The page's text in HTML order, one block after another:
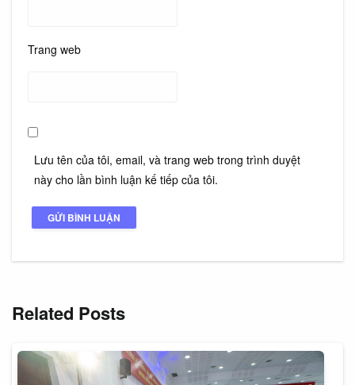
Trang web
Lưu tên của tôi, email, và trang web trong trình duyệt
này cho lần bình luận kế tiếp của tôi.
Related Posts